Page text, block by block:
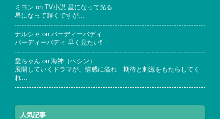
ミヨン on
TV小説 星になって光る
星になって輝くですが…
ナルシャ on バーディーバディ
バーディーバディ 早く見たい❗
愛ちゃん on 海神（ヘシン）
展開していくドラマが、情感に溢れ 期待と刺激をもたらしてく
れ…
人気記事